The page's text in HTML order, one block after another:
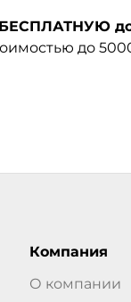
до
Компания
О компании